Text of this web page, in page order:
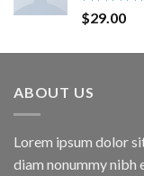
Rated4.67
out of 5
$29.00
ABOUT US
Lorem ipsum dolor
diam nonummy